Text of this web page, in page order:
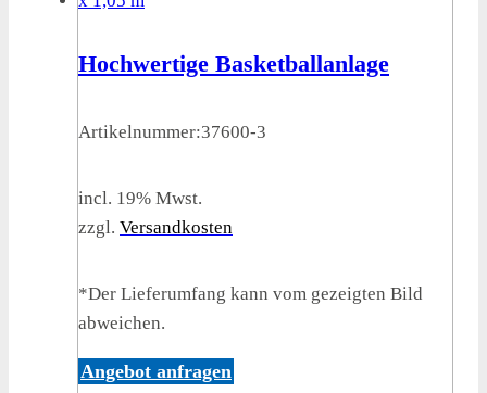
Hochwertige Basketballanlage
Artikelnummer:37600-3
incl. 19% Mwst.
zzgl. Versandkosten
*Der Lieferumfang kann vom gezeigten Bild
abweichen.
Angebot anfragen